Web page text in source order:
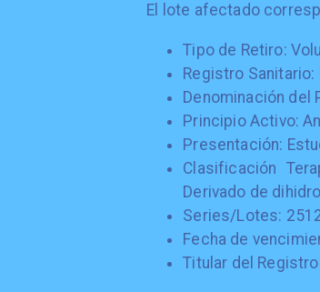
El lote afectado
Tipo de Retiro:
Registro Sanitario:
Denominación del
Principio Activo:
Presentación:
Clasificación
Derivado de
Series/Lotes:
Fecha de
Titular del Registro